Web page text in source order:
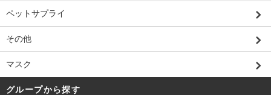
ペットサプライ
その他
マスク
グループから探す